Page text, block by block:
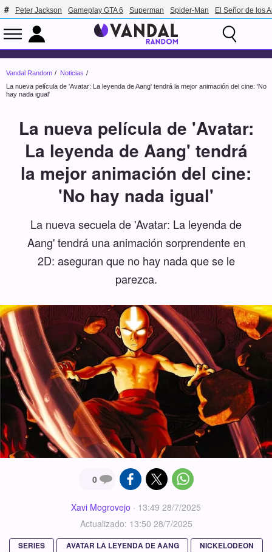
Peter Jackson Gameplay GTA 6 Superman Spider-Man El Señor de los
Vandal Random
Noticias
La nueva película de 'Avatar: La leyenda de Aang' tendrá la mejor animación del cine: 'No
hay nada igual'
La nueva película de 'Avatar:
La leyenda de Aang' tendrá
la mejor animación del cine:
'No hay nada igual'
La nueva secuela de 'Avatar: La leyenda de
Aang' tendrá una animación sorprendente en
2D: aseguran que no hay nada que se le
parezca.
0
Xavi Mogrovejo · 13:49 28/7/2025
Actualizado: 13:50 28/7/2025
SERIES AVATAR LA LEYENDA DE AANG NICKELODEON